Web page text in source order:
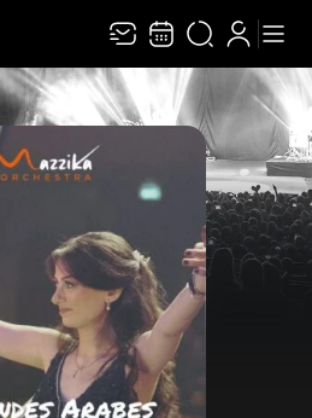
en vous abonnant à
newsletter :
ENVOYER
pour la gestion de votre abonnement à
retirer votre consentement à tout moment.
politique de protection des données